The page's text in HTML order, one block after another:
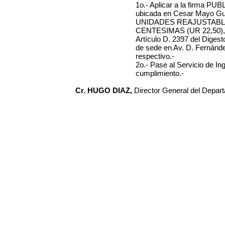
1o.- Aplicar a la firma
ubicada en Cesar Mayo
UNIDADES
CENTESIMAS (UR 22,50)
Artículo D. 2397 del
de sede en Av. D.
respectivo.-
2o.- Pase al Servicio de
cumplimiento.-
Cr. HUGO DIAZ, Director General del